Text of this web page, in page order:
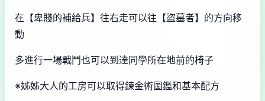
在【卑賤的補給兵】往右走可以往【盜墓者】的方向移
動
多進行一場戰鬥也可以到達同學所在地前的椅子
※姊姊大人的工房可以取得鍊金術圖鑑和基本配方